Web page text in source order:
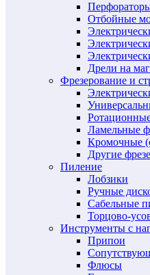
Отбойные
Дрели на
Фрезерование и
Ламельные
Кромочные
Другие
Пиление
Лобзики
Ручные
Сабельные
Торцово-
Инструменты с
Припои
Флюсы